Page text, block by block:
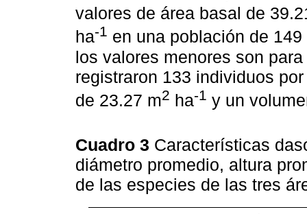
valores de área basal de
ha-1 en una población de
los valores menores son
registraron 133 individuos
de 23.27 m2 ha-1 y un
Cuadro 3 Características
diámetro promedio, altura
de las especies de las tres